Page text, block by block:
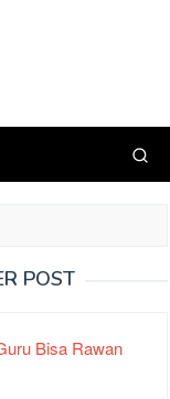
POST
Bisa Rawan